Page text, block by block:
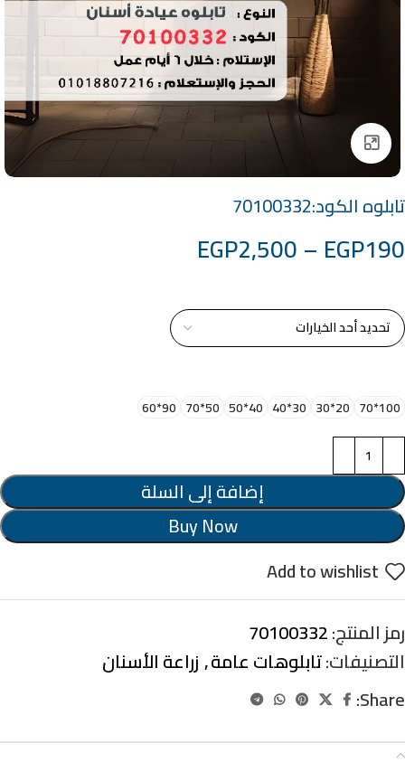
Click to enlarge
تابلوه الكود:70100332
EGP190
–
EGP2,500
100*70
20*30
30*40
40*50
50*70
90*60
إضافة إلى السلة
Buy Now
Add to wishlist
رمز المنتج:70100332
التصنيفات:تابلوهات عامة,زراعة الأسنان
Share: